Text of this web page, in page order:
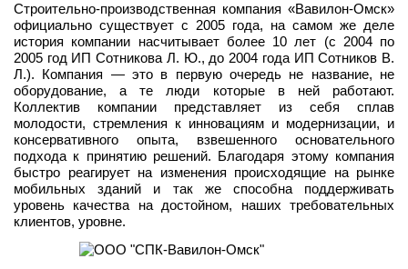
Строительно-производственная компания «Вавилон-Омск»
официально существует с 2005 года, на самом же деле
история компании насчитывает более 10 лет (с 2004 по
2005 год ИП Сотникова Л. Ю., до 2004 года ИП Сотников В.
Л.). Компания — это в первую очередь не название, не
оборудование, а те люди которые в ней работают.
Коллектив компании представляет из себя сплав
молодости, стремления к инновациям и модернизации, и
консервативного опыта, взвешенного основательного
подхода к принятию решений. Благодаря этому компания
быстро реагирует на изменения происходящие на рынке
мобильных зданий и так же способна поддерживать
уровень качества на достойном, наших требовательных
клиентов, уровне.